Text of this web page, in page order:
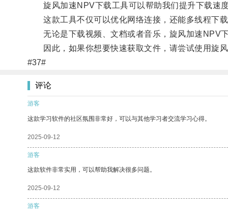
旋风加速NPV下载工具可以帮助我们提升下载速
这款工具不仅可以优化网络连接，还能多线程下载
无论是下载视频、文档或者音乐，旋风加速NPV
因此，如果你想要快速获取文件，请尝试使用旋
#37#
评论
游客
这款学习软件的社区氛围非常好，可以与其他学习者交流学习心得。
2025-09-12
游客
这款软件非常实用，可以帮助我解决很多问题。
2025-09-12
游客